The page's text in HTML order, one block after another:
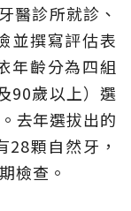
醫診所就診、
並撰寫評估表
年齡分為四組
90歲以上）選
去年選拔出的
顆自然牙，
檢查。